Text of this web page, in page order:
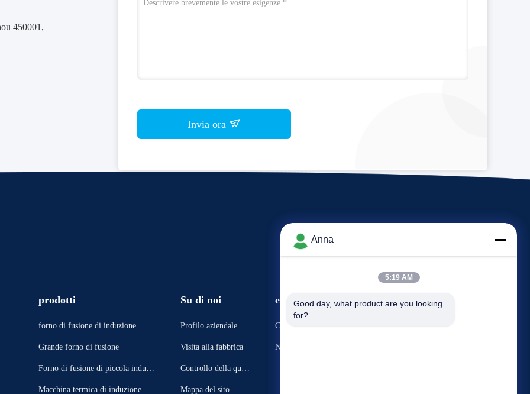
450001,
Invia ora
prodotti
forno di fusione di induzione
Grande forno di fusione
Forno di fusione di piccola induzio
Macchina termica di induzione
Su di noi
Profilo aziendale
Visita alla fabbrica
Controllo della quali
Mappa del sito
eventi
Casi
Notizie
Richiesta Una citazione
Anna
5:19 AM
Good day, what product are you looking
for?